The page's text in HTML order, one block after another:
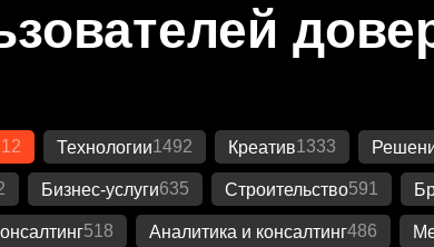
12 Технологии1492 Креатив1333
Бизнес-услуги635 Строительство591
518 Аналитика и консалтинг486